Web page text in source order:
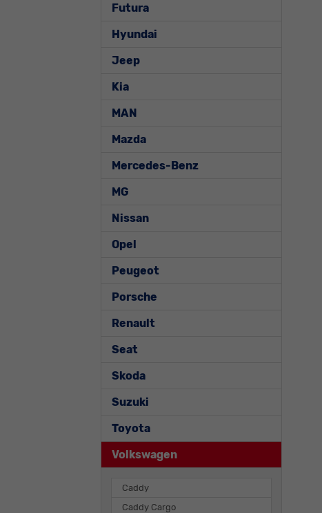
Futura
Hyundai
Jeep
Kia
MAN
Mazda
Mercedes-Benz
MG
Nissan
Opel
Peugeot
Porsche
Renault
Seat
Skoda
Suzuki
Toyota
Volkswagen
Caddy
Caddy Cargo